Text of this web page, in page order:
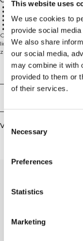
This website uses
We use cookies to
provide social
We also share
our social media,
may combine it with
provided to them or
of their services.
Selection
Necessary
Preferences
Statistics
Marketing
Cropped fit
Hoogwaardige stoffen uit
Klein ICIW-logo op de
77% polyamide, 23%
Ontdek Scrunch, een stijlvol
lichaamscontouren op een
zacht, ademend materiaal
perfecte keuze voor al je
Klein ICIW-logo op de
hals, korte lengte, gemaakt
23% elastaan
Technische
Vergelijkbare producten